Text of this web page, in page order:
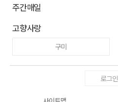
주간매일
고향사랑
구미
로그인